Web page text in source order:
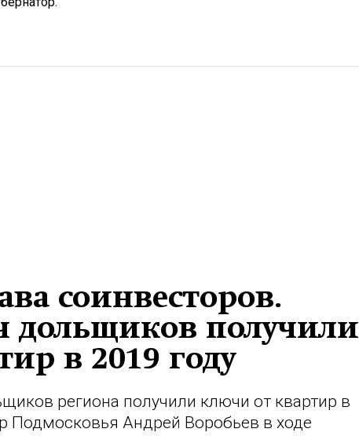
соинвесторов.
дольщиков получили
в 2019 году
региона получили ключи от квартир в
Подмосковья Андрей Воробьев в ходе